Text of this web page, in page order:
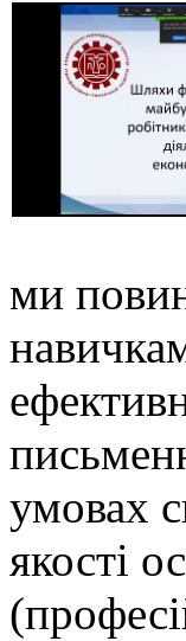
ми
умовах
якості